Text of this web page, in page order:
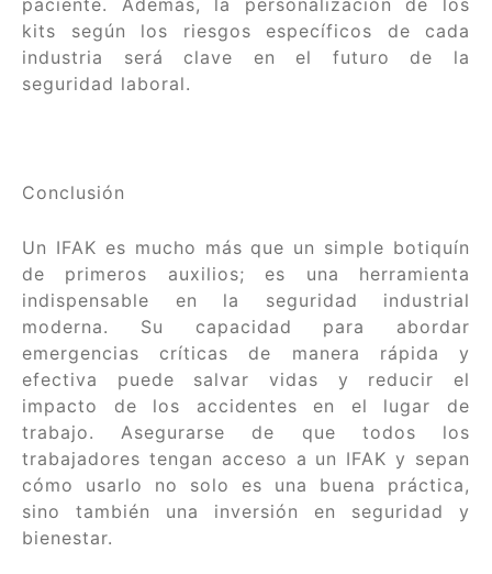
kits según los riesgos específicos de cada
industria será clave en el futuro de la
seguridad laboral.
Conclusión
Un IFAK es mucho más que un simple botiquín
de primeros auxilios; es una herramienta
indispensable en la seguridad industrial
moderna. Su capacidad para abordar
emergencias críticas de manera rápida y
efectiva puede salvar vidas y reducir el
impacto de los accidentes en el lugar de
trabajo. Asegurarse de que todos los
trabajadores tengan acceso a un IFAK y sepan
cómo usarlo no solo es una buena práctica,
sino también una inversión en seguridad y
bienestar.